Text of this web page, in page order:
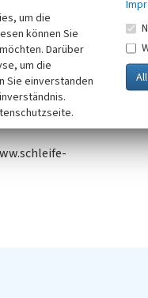
lösen, wurde 1962 mit
Betrieb und wird
um die
können Sie
Darüber
um die
Sie einverstanden